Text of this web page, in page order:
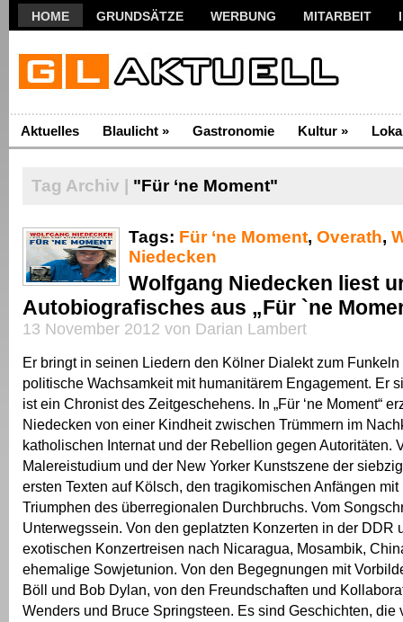
HOME GRUNDSÄTZE WERBUNG MITARBEIT
Aktuelles Blaulicht » Gastronomie Kultur »
Tag Archiv | "Für ‘ne Moment"
Tags: Für ‘ne Moment, Overath,
Niedecken
Wolfgang Niedecken liest
Autobiografisches aus „Für `ne
13 November 2012 von Darian Lambert
Er bringt in seinen Liedern den Kölner Dialekt zum
politische Wachsamkeit mit humanitärem Engagement. Er
ist ein Chronist des Zeitgeschehens. In „Für ‘ne Moment“
Niedecken von einer Kindheit zwischen Trümmern im
katholischen Internat und der Rebellion gegen Autoritäten.
Malereistudium und der New Yorker Kunstszene der
ersten Texten auf Kölsch, den tragikomischen Anfängen
Triumphen des überregionalen Durchbruchs. Vom
Unterwegssein. Von den geplatzten Konzerten in der DDR
exotischen Konzertreisen nach Nicaragua, Mosambik,
ehemalige Sowjetunion. Von den Begegnungen mit
Böll und Bob Dylan, von den Freundschaften und
Wenders und Bruce Springsteen. Es sind Geschichten, die